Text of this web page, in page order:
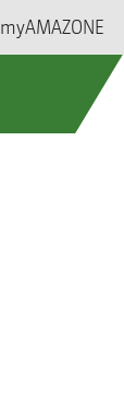
myAMAZONE